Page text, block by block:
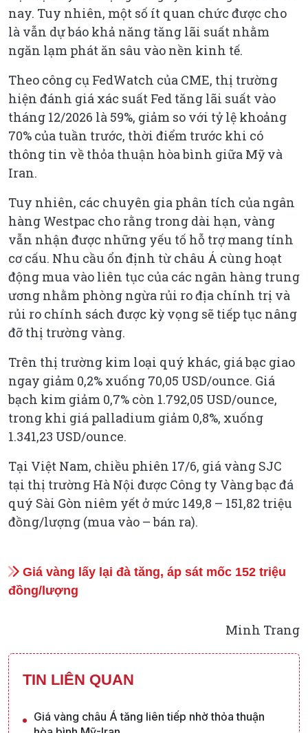
nay. Tuy nhiên, một số ít quan chức được cho
là vẫn dự báo khả năng tăng lãi suất nhằm
ngăn lạm phát ăn sâu vào nền kinh tế.
Theo công cụ FedWatch của CME, thị trường
hiện đánh giá xác suất Fed tăng lãi suất vào
tháng 12/2026 là 59%, giảm so với tỷ lệ khoảng
70% của tuần trước, thời điểm trước khi có
thông tin về thỏa thuận hòa bình giữa Mỹ và
Iran.
Tuy nhiên, các chuyên gia phân tích của ngân
hàng Westpac cho rằng trong dài hạn, vàng
vẫn nhận được những yếu tố hỗ trợ mang tính
cơ cấu. Nhu cầu ổn định từ châu Á cùng hoạt
động mua vào liên tục của các ngân hàng trung
ương nhằm phòng ngừa rủi ro địa chính trị và
rủi ro chính sách được kỳ vọng sẽ tiếp tục nâng
đỡ thị trường vàng.
Trên thị trường kim loại quý khác, giá bạc giao
ngay giảm 0,2% xuống 70,05 USD/ounce. Giá
bạch kim giảm 0,7% còn 1.792,05 USD/ounce,
trong khi giá palladium giảm 0,8%, xuống
1.341,23 USD/ounce.
Tại Việt Nam, chiều phiên 17/6, giá vàng SJC
tại thị trường Hà Nội được Công ty Vàng bạc đá
quý Sài Gòn niêm yết ở mức 149,8 – 151,82 triệu
đồng/lượng (mua vào – bán ra).
Giá vàng lấy lại đà tăng, áp sát mốc 152 triệu
đồng/lượng
Minh Trang
TIN LIÊN QUAN
Giá vàng châu Á tăng liên tiếp nhờ thỏa thuận